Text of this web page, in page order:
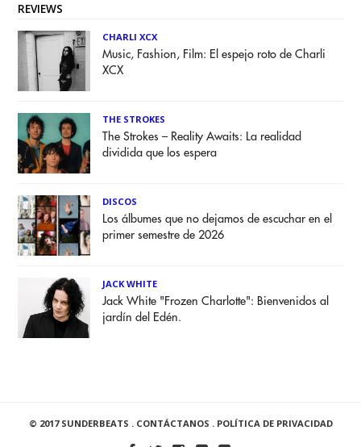
REVIEWS
CHARLI XCX
Music, Fashion, Film: El espejo roto de Charli
XCX
THE STROKES
The Strokes – Reality Awaits: La realidad
dividida que los espera
DISCOS
Los álbumes que no dejamos de escuchar en el
primer semestre de 2026
JACK WHITE
Jack White "Frozen Charlotte": Bienvenidos al
jardín del Edén.
© 2017 SUNDERBEATS . CONTÁCTANOS . POLÍTICA DE PRIVACIDAD